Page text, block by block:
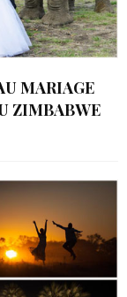
MARIAGE
ZIMBABWE